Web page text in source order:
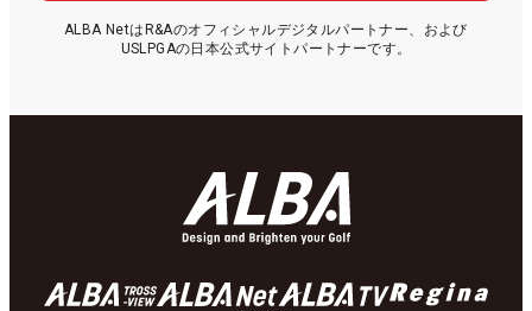
ALBA NetはR&Aのオフィシャルデジタルパートナー、および
USLPGAの日本公式サイトパートナーです。